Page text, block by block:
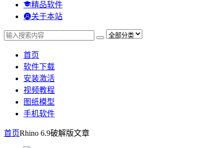
精品软件
关于本站
首页
软件下载
安装激活
视频教程
图纸模型
手机软件
首页Rhino 6.9破解版文章